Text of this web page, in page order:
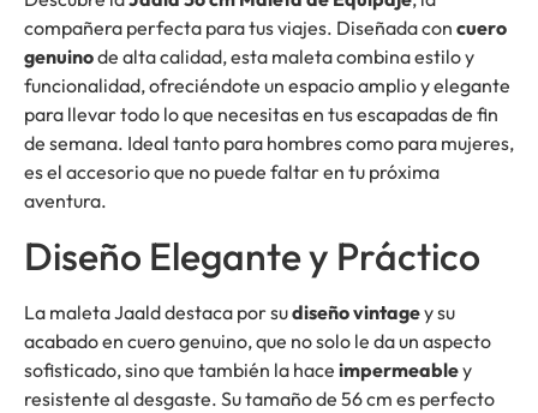
compañera perfecta para tus viajes. Diseñada con cuero
genuinode alta calidad, esta maleta combina estilo y
funcionalidad, ofreciéndote un espacio amplio y elegante
para llevar todo lo que necesitas en tus escapadas de fin
de semana. Ideal tanto para hombres como para mujeres,
es el accesorio que no puede faltar en tu próxima
aventura.
Diseño Elegante y Práctico
La maleta Jaald destaca por sudiseño vintagey su
acabado en cuero genuino, que no solo le da un aspecto
sofisticado, sino que también la hace impermeabley
resistente al desgaste. Su tamaño de 56 cm es perfecto